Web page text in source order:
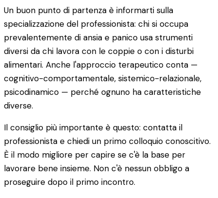
Un buon punto di partenza è informarti sulla
specializzazione del professionista: chi si occupa
prevalentemente di ansia e panico usa strumenti
diversi da chi lavora con le coppie o con i disturbi
alimentari. Anche l'approccio terapeutico conta —
cognitivo-comportamentale, sistemico-relazionale,
psicodinamico — perché ognuno ha caratteristiche
diverse.
Il consiglio più importante è questo: contatta il
professionista e chiedi un primo colloquio conoscitivo.
È il modo migliore per capire se c'è la base per
lavorare bene insieme. Non c'è nessun obbligo a
proseguire dopo il primo incontro.